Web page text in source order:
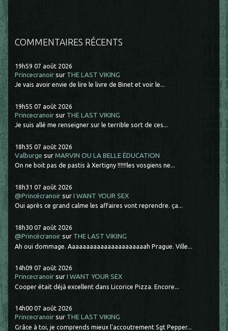
COMMENTAIRES RÉCENTS
19h59 07 août 2026
Princecranoir sur THE LAST VIKING
Je vais avoir envie de lire le livre de Binet et voir le...
19h55 07 août 2026
Princecranoir sur THE LAST VIKING
Je suis allé me renseigner sur le terrible sort de ces...
18h35 07 août 2026
Valburge surMARVIN OU LA BELLE ÉDUCATION
On ne boit pas de pastis à Xertigny !!!!!!les vosgiens ne...
18h31 07 août 2026
@Princécranoir surI WANT YOUR SEX
Oui après ce grand calme les affaires vont reprendre. ça...
18h30 07 août 2026
@Princécranoir sur THE LAST VIKING
Ah oui dommage. Aaaaaaaaaaaaaaaaaaaaaah Prague. Ville...
14h09 07 août 2026
Princecranoir surI WANT YOUR SEX
Cooper était déjà excellent dans Licorice Pizza. Encore...
14h00 07 août 2026
Princecranoir sur THE LAST VIKING
Grâce à toi, je comprends mieux l'accoutrement Sgt Pepper...